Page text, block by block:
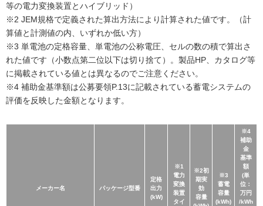
等の電力変換装置とハイブリッド）
※2 JEM規格で定義された算出方法により計算された値です。（計
算値と計測値の内、いずれか低い方）
※3 単電池の定格容量、単電池の公称電圧、セルの数の積で算出さ
れた値です（小数点第二位以下は切り捨て）。製品HP、カタログ等
に掲載されている値とは異なるのでご注意ください。
※4 補助金基準額は公募要領P.13に記載されている蓄電システムの
評価を反映した金額となります。
メーカー名 パッケージ型番
定格
出力
(kW)
※1
電力
変換
装置
タイ
※2初
期実
効
容量
※3
蓄電
容量
(kWh)
※4
補助
金
基準
額
(単
位：
万円
/kWh